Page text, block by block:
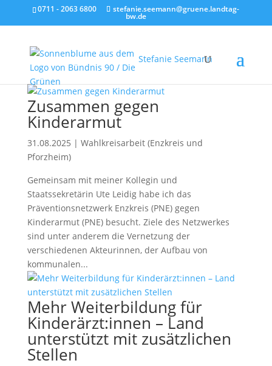
0711 - 2063 6800 stefanie.seemann@gruene.landtag-
bw.de
Stefanie Seemann
Zusammen gegen
Kinderarmut
31.08.2025 | Wahlkreisarbeit (Enzkreis und
Pforzheim)
Gemeinsam mit meiner Kollegin und
Staatssekretärin Ute Leidig habe ich das
Präventionsnetzwerk Enzkreis (PNE) gegen
Kinderarmut (PNE) besucht. Ziele des Netzwerkes
sind unter anderem die Vernetzung der
verschiedenen Akteurinnen, der Aufbau von
kommunalen...
Mehr Weiterbildung für
Kinderärzt:innen – Land
unterstützt mit zusätzlichen
Stellen